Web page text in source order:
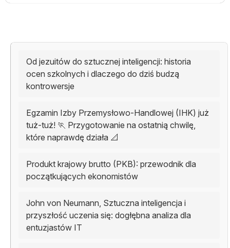
Od jezuitów do sztucznej inteligencji: historia
ocen szkolnych i dlaczego do dziś budzą
kontrowersje
Egzamin Izby Przemysłowo-Handlowej (IHK) już
tuż-tuż! 🏃 Przygotowanie na ostatnią chwilę,
które naprawdę działa 📐
Produkt krajowy brutto (PKB): przewodnik dla
początkujących ekonomistów
John von Neumann, Sztuczna inteligencja i
przyszłość uczenia się: dogłębna analiza dla
entuzjastów IT